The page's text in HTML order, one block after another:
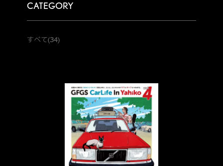
CATEGORY
すべて(34)